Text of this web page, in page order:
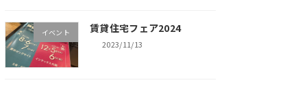
イベント 賃貸住宅フェア2024
2023/11/13